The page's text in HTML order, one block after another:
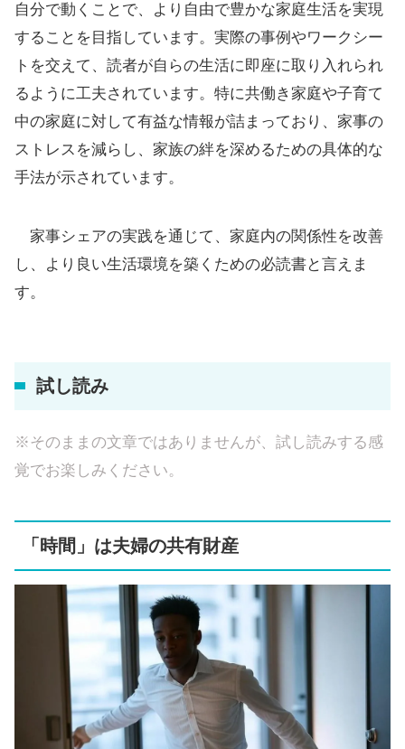
自分で動くことで、より自由で豊かな家庭生活を実現
することを目指しています。実際の事例やワークシー
トを交えて、読者が自らの生活に即座に取り入れられ
るように工夫されています。特に共働き家庭や子育て
中の家庭に対して有益な情報が詰まっており、家事の
ストレスを減らし、家族の絆を深めるための具体的な
手法が示されています。
家事シェアの実践を通じて、家庭内の関係性を改善
し、より良い生活環境を築くための必読書と言えま
す。
試し読み
※そのままの文章ではありませんが、試し読みする感
覚でお楽しみください。
「時間」は夫婦の共有財産